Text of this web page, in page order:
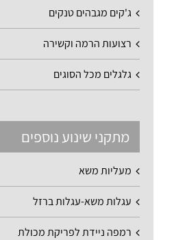
ג'קים מגבהים טנקים
רצועות הרמה וקשירה
גלגלים מכל הסוגים
מתקני שינוע נוספים
מעליות משא
עגלות משא-עגלות ברזל
רמפה ניידת לפריקת מכולת